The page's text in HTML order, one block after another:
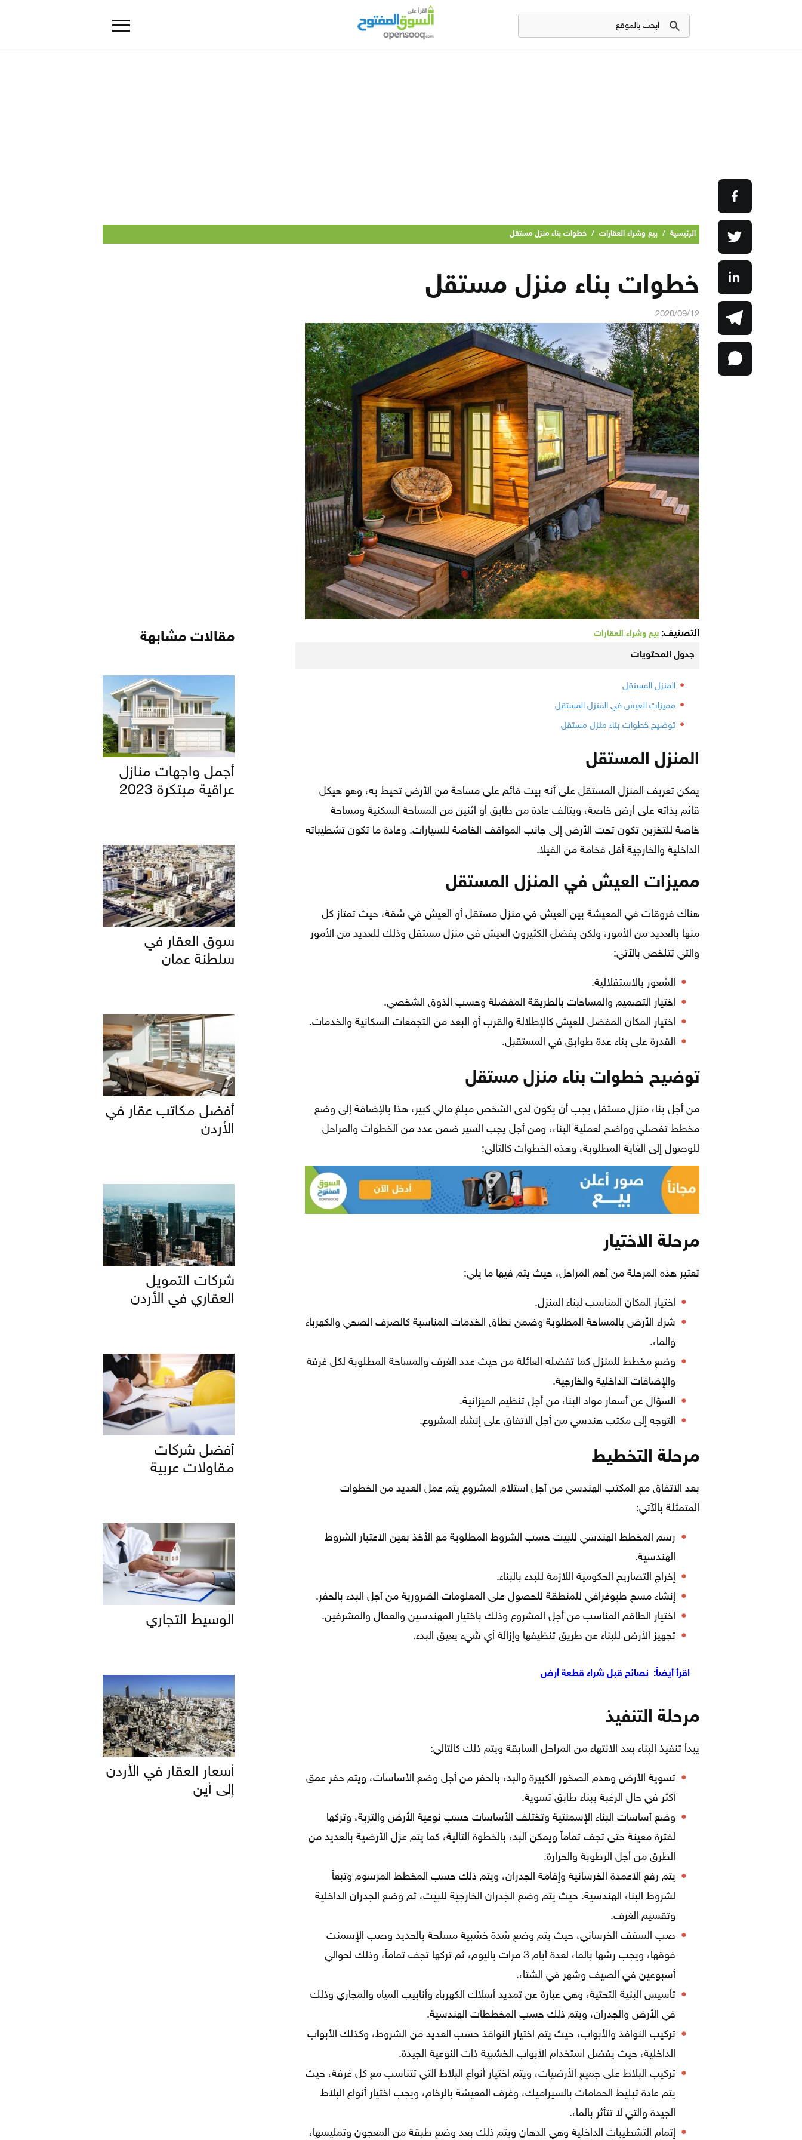
الرئيسية / بيع وشراء العقارات / خطوات بناء منزل مستقل
خطوات بناء منزل مستقل
2020/09/12
التصنيف: بيع وشراء العقارات
جدول المحتويات
المنزل المستقل
مميزات العيش في المنزل المستقل
توضيح خطوات بناء منزل مستقل
المنزل المستقل
يمكن تعريف المنزل المستقل على أنه بيت قائم على مساحة من الأرض تحيط به، وهو هيكل
قائم بذاته على أرض خاصة، ويتألف عادة من طابق أو اثنين من المساحة السكنية ومساحة
خاصة للتخزين تكون تحت الأرض إلى جانب المواقف الخاصة للسيارات. وعادة ما تكون تشطيباته
الداخلية والخارجية أقل فخامة من الفيلا.
مميزات العيش في المنزل المستقل
هناك فروقات في المعيشة بين العيش في منزل مستقل أو العيش في شقة، حيث تمتاز كل
منها بالعديد من الأمور، ولكن يفضل الكثيرون العيش في منزل مستقل وذلك للعديد من الأمور
والتي تتلخص بالآتي:
الشعور بالاستقلالية.
اختيار التصميم والمساحات بالطريقة المفضلة وحسب الذوق الشخصي.
اختيار المكان المفضل للعيش كالإطلالة والقرب أو البعد من التجمعات السكانية والخدمات.
القدرة على بناء عدة طوابق في المستقبل.
توضيح خطوات بناء منزل مستقل
من أجل بناء منزل مستقل يجب أن يكون لدى الشخص مبلغ مالي كبير، هذا بالإضافة إلى وضع
مخطط تفصلي وواضح لعملية البناء، ومن أجل يجب السير ضمن عدد من الخطوات والمراحل
للوصول إلى الغاية المطلوبة، وهذه الخطوات كالتالي:
مرحلة الاختيار
تعتبر هذه المرحلة من أهم المراحل، حيث يتم فيها ما يلي:
اختيار المكان المناسب لبناء المنزل.
شراء الأرض بالمساحة المطلوبة وضمن نطاق الخدمات المناسبة كالصرف الصحي والكهرباء
والماء.
وضع مخطط للمنزل كما تفضله العائلة من حيث عدد الغرف والمساحة المطلوبة لكل غرفة
والإضافات الداخلية والخارجية.
السؤال عن أسعار مواد البناء من أجل تنظيم الميزانية.
التوجه إلى مكتب هندسي من أجل الاتفاق على إنشاء المشروع.
مرحلة التخطيط
بعد الاتفاق مع المكتب الهندسي من أجل استلام المشروع يتم عمل العديد من الخطوات
المتمثلة بالآتي:
رسم المخطط الهندسي للبيت حسب الشروط المطلوبة مع الأخذ بعين الاعتبار الشروط
الهندسية.
إخراج التصاريح الحكومية اللازمة للبدء بالبناء.
إنشاء مسح طبوغرافي للمنطقة للحصول على المعلومات الضرورية من أجل البدء بالحفر.
اختيار الطاقم المناسب من أجل المشروع وذلك باختيار المهندسين والعمال والمشرفين.
تجهيز الأرض للبناء عن طريق تنظيفها وإزالة أي شيء يعيق البدء.
اقرأ أيضاً: نصائح قبل شراء قطعة أرض
مرحلة التنفيذ
يبدأ تنفيذ البناء بعد الانتهاء من المراحل السابقة ويتم ذلك كالتالي:
تسوية الأرض وهدم الصخور الكبيرة والبدء بالحفر من أجل وضع الأساسات، ويتم حفر عمق
أكثر في حال الرغبة ببناء طابق تسوية.
وضع أساسات البناء الإسمنتية وتختلف الأساسات حسب نوعية الأرض والتربة، وتركها
لفترة معينة حتى تجف تماماً ويمكن البدء بالخطوة التالية، كما يتم عزل الأرضية بالعديد من
الطرق من أجل الرطوبة والحرارة.
يتم رفع الاعمدة الخرسانية وإقامة الجدران، ويتم ذلك حسب المخطط المرسوم وتبعاً
لشروط البناء الهندسية. حيث يتم وضع الجدران الخارجية للبيت، ثم وضع الجدران الداخلية
وتقسيم الغرف.
صب السقف الخرساني، حيث يتم وضع شدة خشبية مسلحة بالحديد وصب الإسمنت
فوقها، ويجب رشها بالماء لعدة أيام 3 مرات باليوم، ثم تركها تجف تماماً، وذلك لحوالي
أسبوعين في الصيف وشهر في الشتاء.
تأسيس البنية التحتية، وهي عبارة عن تمديد أسلاك الكهرباء وأنابيب المياه والمجاري وذلك
في الأرض والجدران، ويتم ذلك حسب المخططات الهندسية.
تركيب النوافذ والأبواب، حيث يتم اختيار النوافذ حسب العديد من الشروط، وكذلك الأبواب
الداخلية، حيث يفضل استخدام الأبواب الخشبية ذات النوعية الجيدة.
تركيب البلاط على جميع الأرضيات، ويتم اختيار أنواع البلاط التي تتناسب مع كل غرفة، حيث
يتم عادة تبليط الحمامات بالسيراميك، وغرف المعيشة بالرخام، ويجب اختيار أنواع البلاط
الجيدة والتي لا تتأثر بالماء.
إتمام التشطيبات الداخلية وهي الدهان ويتم ذلك بعد وضع طبقة من المعجون وتمليسها،
مقالات مشابهة
أجمل واجهات منازل
عراقية مبتكرة 2023
سوق العقار في
سلطنة عمان
أفضل مكاتب عقار في
الأردن
شركات التمويل
العقاري في الأردن
أفضل شركات
مقاولات عربية
الوسيط التجاري
أسعار العقار في الأردن
إلى أين